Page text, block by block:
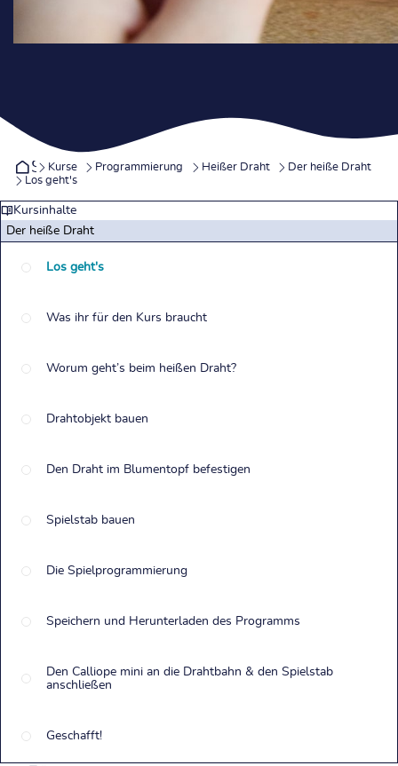
Startseite
Kurse Programmierung Heißer Draht
Der heiße Draht
Los geht's
Kursinhalte
Der heiße Draht
Los geht's
Was ihr für den Kurs braucht
Worum geht’s beim heißen Draht?
Drahtobjekt bauen
Den Draht im Blumentopf befestigen
Spielstab bauen
Die Spielprogrammierung
Speichern und Herunterladen des Programms
Den Calliope mini an die Drahtbahn & den Spielstab
anschließen
Geschafft!